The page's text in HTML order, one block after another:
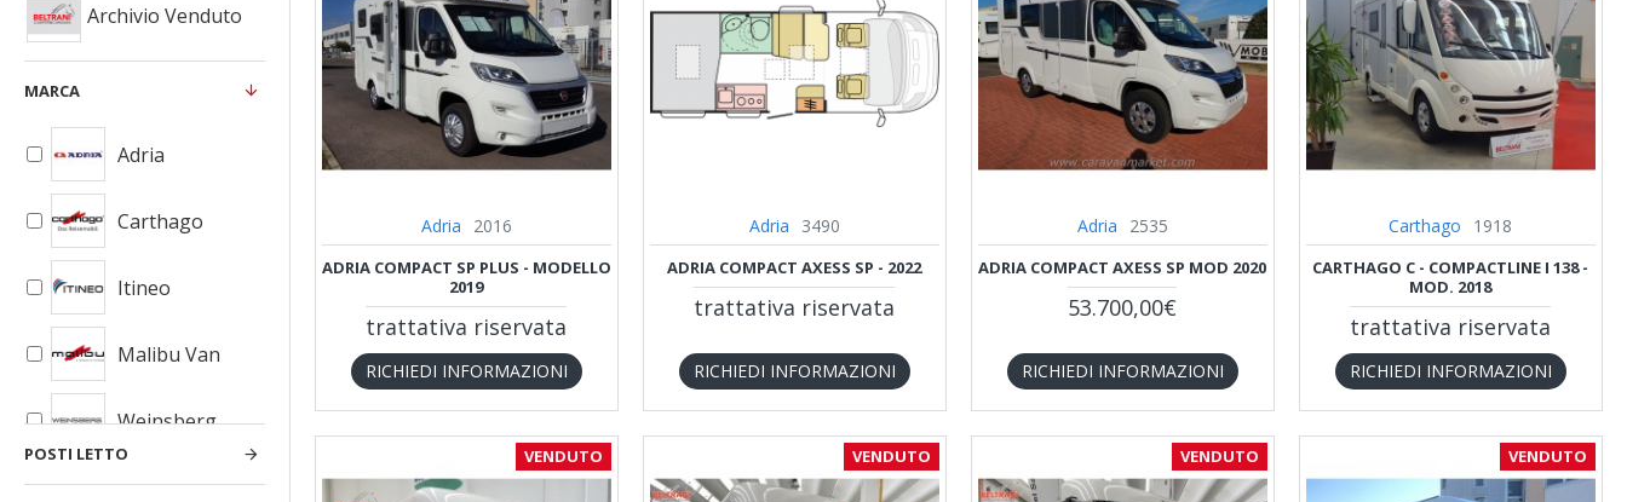
Archivio Venduto
MARCA
Adria
Carthago
Itineo
Malibu Van
Weinsberg
POSTI LETTO
Adria 2016
ADRIA COMPACT SP PLUS - MODELLO
2019
trattativa riservata
RICHIEDI INFORMAZIONI
Adria 3490
ADRIA COMPACT AXESS SP - 2022
trattativa riservata
RICHIEDI INFORMAZIONI
Adria 2535
ADRIA COMPACT AXESS SP MOD 2020
53.700,00€
RICHIEDI INFORMAZIONI
Carthago 1918
CARTHAGO C - COMPACTLINE I 138 -
MOD. 2018
trattativa riservata
RICHIEDI INFORMAZIONI
VENDUTO VENDUTO VENDUTO VENDUTO